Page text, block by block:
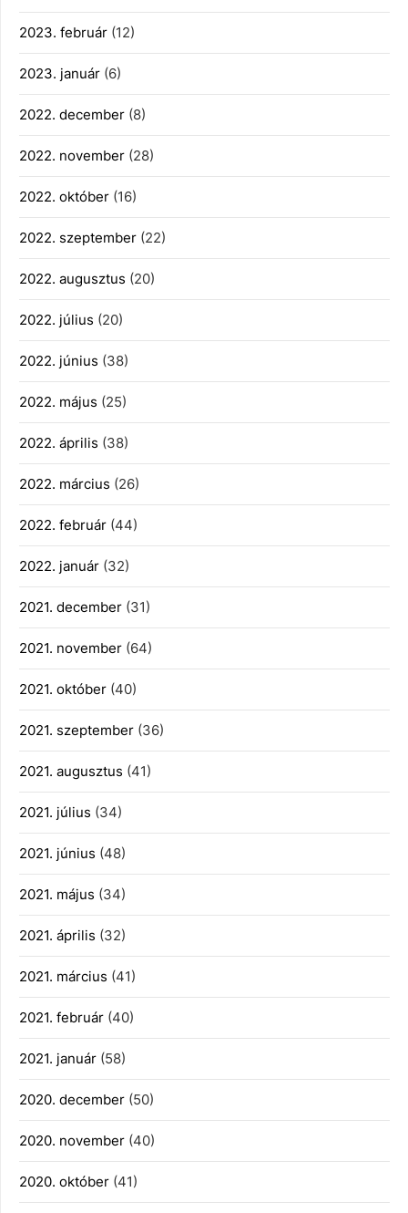
2023. február (12)
2023. január (6)
2022. december (8)
2022. november (28)
2022. október (16)
2022. szeptember (22)
2022. augusztus (20)
2022. július (20)
2022. június (38)
2022. május (25)
2022. április (38)
2022. március (26)
2022. február (44)
2022. január (32)
2021. december (31)
2021. november (64)
2021. október (40)
2021. szeptember (36)
2021. augusztus (41)
2021. július (34)
2021. június (48)
2021. május (34)
2021. április (32)
2021. március (41)
2021. február (40)
2021. január (58)
2020. december (50)
2020. november (40)
2020. október (41)